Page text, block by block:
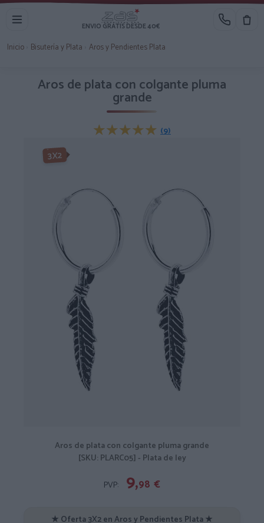
ENVIO GRATIS DESDE 40€
Inicio Bisutería y Plata Aros y Pendientes Plata
Aros de plata con colgante pluma
grande
★★★★★
★★★★★ (9)
3X2
Aros de plata con colgante pluma grande
[SKU: PLARC05] - Plata de ley
PVP:
9,98 €
★ Oferta 3X2 en Aros y Pendientes Plata ★